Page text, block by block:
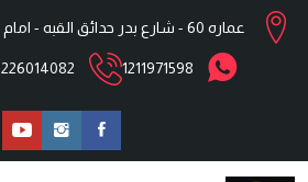
عماره 60 - شارع بدر حدائق القبه - امام القصر الجمهورى - القاهرة
1211971598
226014082